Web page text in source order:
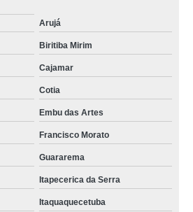
Arujá
Biritiba Mirim
Cajamar
Cotia
Embu das Artes
Francisco Morato
Guararema
Itapecerica da Serra
Itaquaquecetuba